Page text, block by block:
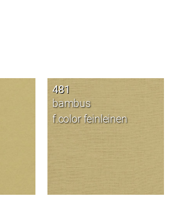
481
bambus
f.color feinleinen